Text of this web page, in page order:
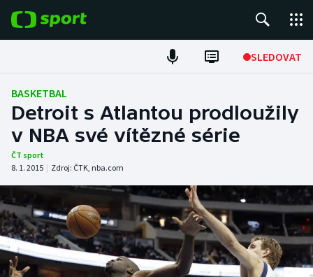
SLEDOVAT
Fotbal
Hokej
Tenis
Atletika
Cyklistika
DALŠÍ SPORTY
BASKETBAL
Detroit s Atlantou prodloužily
v NBA své vítězné série
ČT sport
8. 1. 2015 | Zdroj: ČTK, nba.com